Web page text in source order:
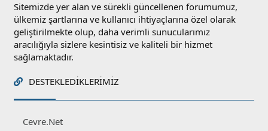
Sitemizde yer alan ve sürekli güncellenen forumumuz,
ülkemiz şartlarına ve kullanıcı ihtiyaçlarına özel olarak
geliştirilmekte olup, daha verimli sunucularımız
aracılığıyla sizlere kesintisiz ve kaliteli bir hizmet
sağlamaktadır.
DESTEKLEDIKLERIMIZ
Cevre.Net